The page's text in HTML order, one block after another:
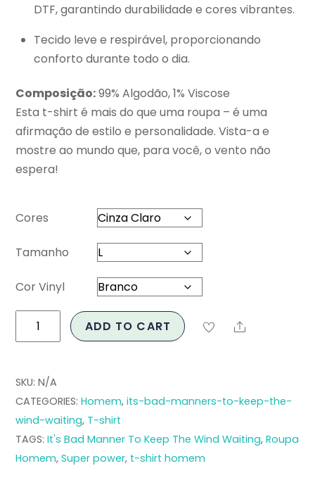
DTF, garantindo durabilidade e cores vibrantes.
Tecido leve e respirável, proporcionando
conforto durante todo o dia.
Composição:99% Algodão, 1% Viscose
Esta t-shirt é mais do que uma roupa – é uma
afirmação de estilo e personalidade. Vista-a e
mostre ao mundo que, para você, o vento não
espera!
Cores
Tamanho
Cor Vinyl
shirt
Bad
Manners
to
Keep
the
ADD TO CART Share
SKU:N/A
CATEGORIES:Homem,its-bad-manners-to-keep-the-
wind-waiting, T-shirt
TAGS:It's Bad Manner To Keep The Wind Waiting,Roupa
Homem,Super power, t-shirt homem